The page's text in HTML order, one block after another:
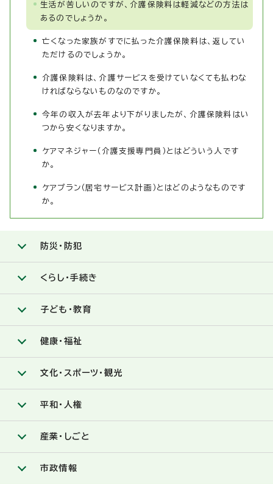
生活が苦しいのですが、介護保険料は軽減などの方法は
あるのでしょうか。
亡くなった家族がすでに払った介護保険料は、返してい
ただけるのでしょうか。
介護保険料は、介護サービスを受けていなくても払わな
ければならないものなのですか。
今年の収入が去年より下がりましたが、介護保険料はい
つから安くなりますか。
ケアマネジャー（介護支援専門員）とはどういう人です
か。
ケアプラン（居宅サービス計画）とはどのようなものです
か。
防災・防犯
くらし・手続き
子ども・教育
健康・福祉
文化・スポーツ・観光
平和・人権
産業・しごと
市政情報